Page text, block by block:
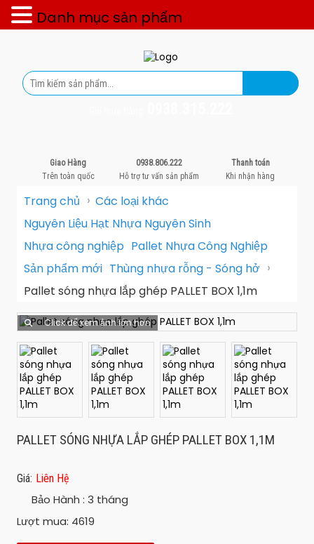
Giao Hàng
Trên toàn quốc
0938.806.222
Hỗ trợ tư vấn sản phẩm
Thanh toán
Khi nhận hàng
Trang chủ › Các loại khác
Nguyên Liệu Hạt Nhựa Nguyên Sinh
Nhựa công nghiệp Pallet Nhựa Công Nghiệp
Sản phẩm mới Thùng nhựa rỗng - Sóng hở ›
Pallet sóng nhựa lắp ghép PALLET BOX 1,1m
Click để xem ảnh lớn hơn
PALLET SÓNG NHỰA LẮP GHÉP PALLET BOX 1,1M
Giá: Liên Hệ
Bảo Hành : 3 tháng
Lượt mua: 4619
Danh mục sản phẩm